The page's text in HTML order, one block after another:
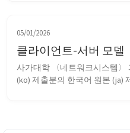
05/01/2026
클라이언트-서버 모델
사가대학 〈네트워크시스템〉
(ko) 제출분의 한국어 원본 (ja)